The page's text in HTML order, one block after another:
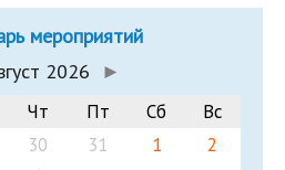
мероприятий
2026 ►
Чт Пт Сб
Вс
30 31 1
2